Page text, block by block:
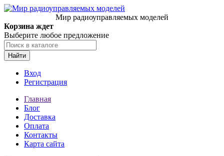
Мир радиоуправляемых моделей
Корзина ждет
Выберите любое предложение
Найти
Вход
Регистрация
Главная
Блог
Доставка
Оплата
Контакты
Карта сайта